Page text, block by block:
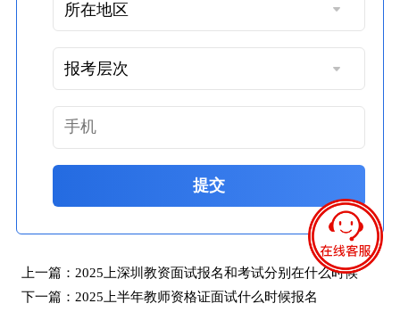
提交
上一篇： 2025上深圳教资面试报名和考试分别在什么时候
下一篇： 2025上半年教师资格证面试什么时候报名